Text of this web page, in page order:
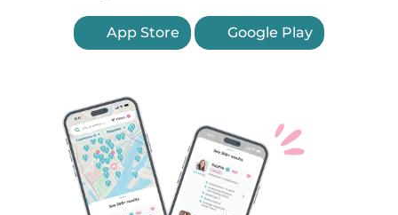
App Store Google Play